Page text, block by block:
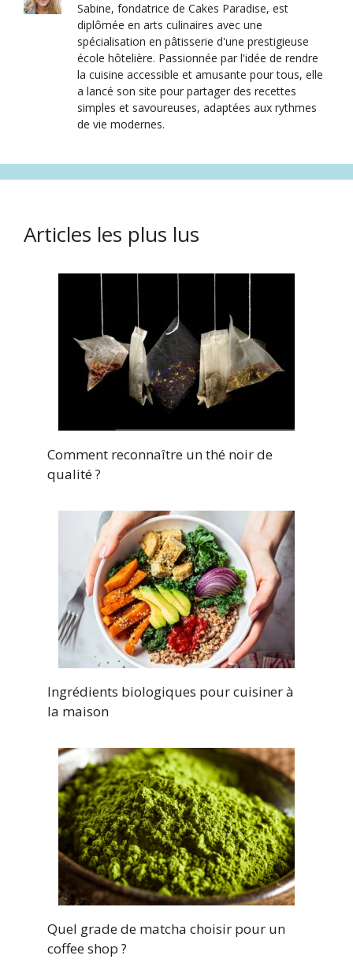
Sabine, fondatrice de Cakes Paradise, est
diplômée en arts culinaires avec une
spécialisation en pâtisserie d'une prestigieuse
école hôtelière. Passionnée par l'idée de rendre
la cuisine accessible et amusante pour tous, elle
a lancé son site pour partager des recettes
simples et savoureuses, adaptées aux rythmes
de vie modernes.
Articles les plus lus
Comment reconnaître un thé noir de
qualité ?
Ingrédients biologiques pour cuisiner à
la maison
Quel grade de matcha choisir pour un
coffee shop ?